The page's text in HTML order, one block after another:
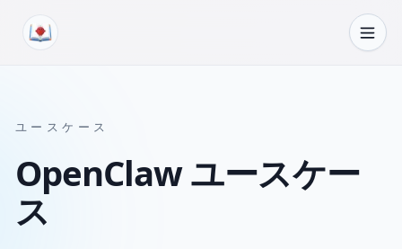
ユースケース
OpenClaw ユースケー
ス